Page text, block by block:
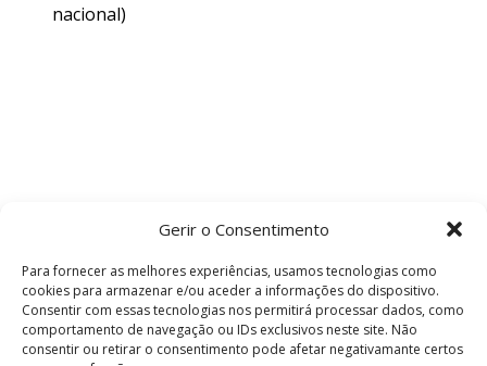
Gerir o Consentimento
Para fornecer as melhores experiências, usamos tecnologias como
cookies para armazenar e/ou aceder a informações do dispositivo.
Consentir com essas tecnologias nos permitirá processar dados, como
comportamento de navegação ou IDs exclusivos neste site. Não
consentir ou retirar o consentimento pode afetar negativamante certos
nacional)